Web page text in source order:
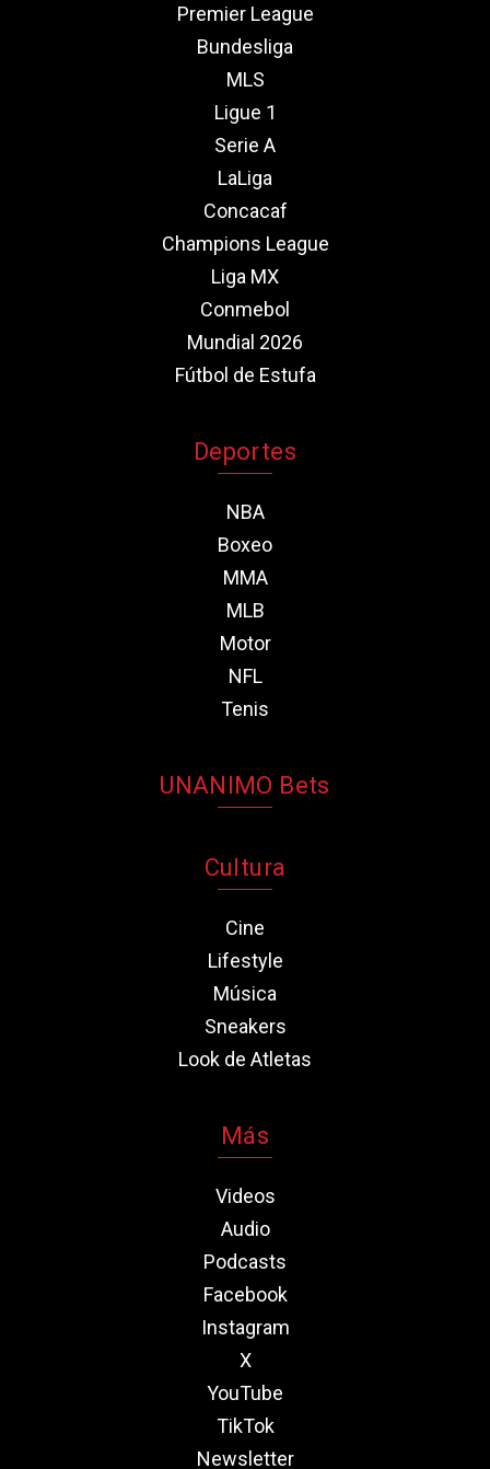
Premier League
Bundesliga
MLS
Ligue 1
Serie A
LaLiga
Concacaf
Champions League
Liga MX
Conmebol
Mundial 2026
Fútbol de Estufa
Deportes
NBA
Boxeo
MMA
MLB
Motor
NFL
Tenis
UNANIMO Bets
Cultura
Cine
Lifestyle
Música
Sneakers
Look de Atletas
Más
Videos
Audio
Podcasts
Facebook
Instagram
X
YouTube
TikTok
Newsletter